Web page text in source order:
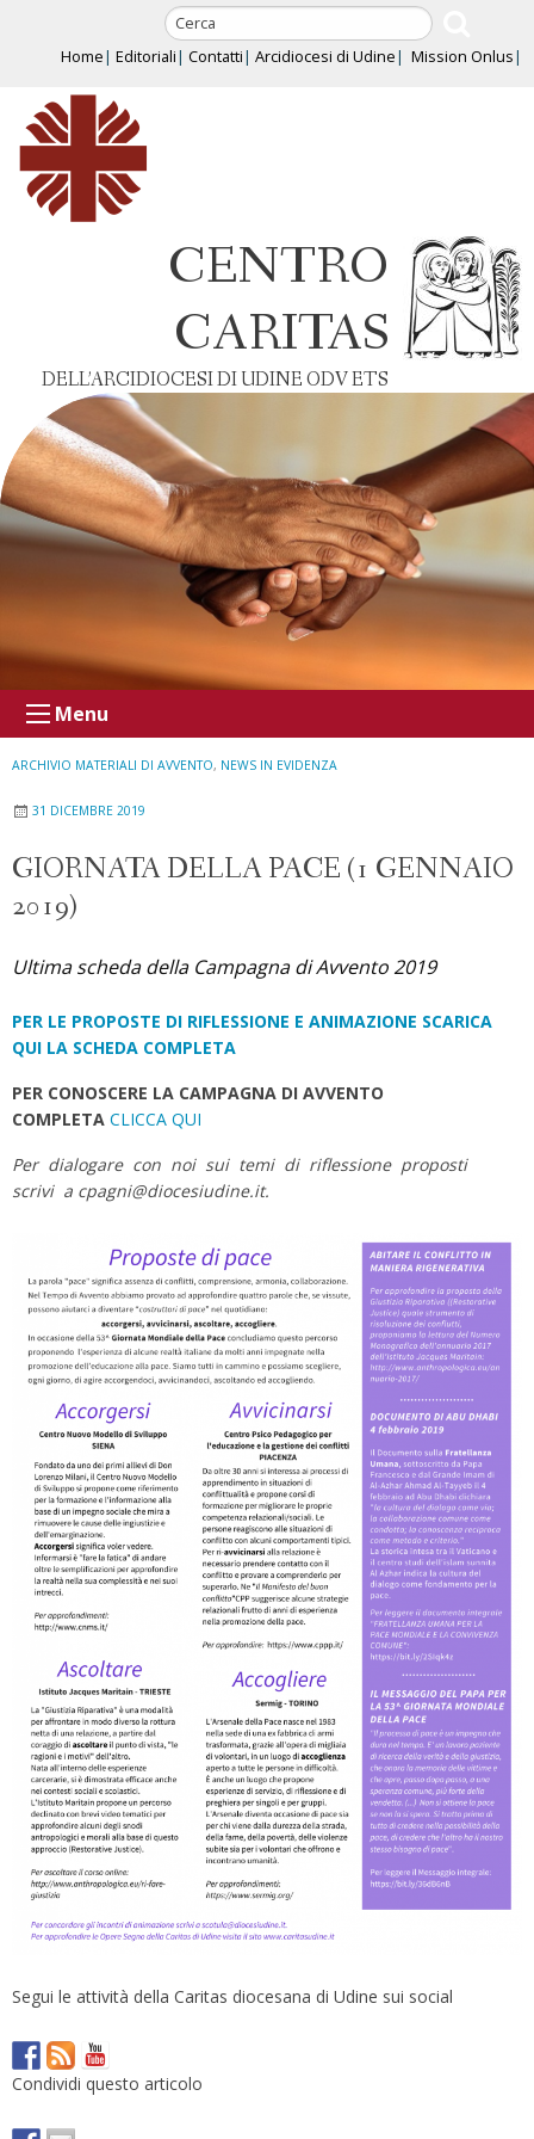
content
Home Editoriali Contatti Arcidiocesi di Udine Mission Onlus
CENTRO
CARITAS
DELL’ARCIDIOCESI DI UDINE ODV ETS
Menu
ARCHIVIO MATERIALI DI AVVENTO, NEWS IN EVIDENZA
31 DICEMBRE 2019
GIORNATA DELLA PACE (1 GENNAIO
2019)
Ultima scheda della Campagna di Avvento 2019
PER LE PROPOSTE DI RIFLESSIONE E ANIMAZIONE SCARICA
QUI LA SCHEDA COMPLETA
PER CONOSCERE LA CAMPAGNA DI AVVENTO
COMPLETA CLICCA QUI
Per dialogare con noi sui temi di riflessione proposti
scrivi a cpagni@diocesiudine.it.
Segui le attività della Caritas diocesana di Udine sui social
Condividi questo articolo